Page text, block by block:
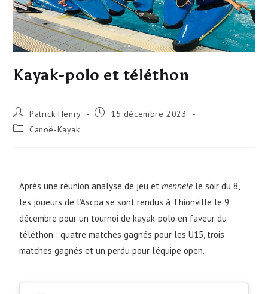
Kayak-polo et téléthon
Patrick Henry
15 décembre 2023
Canoë-Kayak
Après une réunion analyse de jeu etmennele le soir du 8,
les joueurs de l’Ascpa se sont rendus à Thionville le 9
décembre pour un tournoi de kayak-polo en faveur du
téléthon : quatre matches gagnés pour les U15, trois
matches gagnés et un perdu pour l’équipe open.